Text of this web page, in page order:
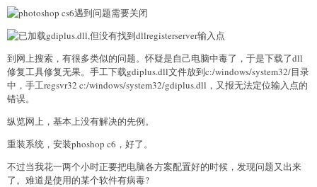
到网上搜索，有很多类似的问题。怀疑是自己电脑中毒了，于是下载了dll
修复工具修复无果。手工下载gdiplus.dll文件放到c:/windows/system32/目录
中，手工regsvr32 c:/windows/system32/gdiplus.dll，又报无法定位输入点的
错误。
纵览网上，基本上没有解决的先例。
重装系统，安装phoshop c6，好了。
不过当我花一两个小时正要把电脑各方案配置好的时候，发现问题又出来
了。难道是使用的某个软件有病毒?